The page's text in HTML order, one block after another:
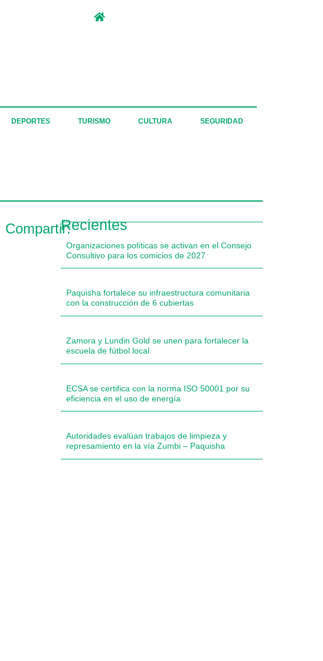
DEPORTES TURISMO CULTURA SEGURIDAD
Compartir:Recientes
Organizaciones políticas se activan en el Consejo
Consultivo para los comicios de 2027
Paquisha fortalece su infraestructura comunitaria
con la construcción de 6 cubiertas
Zamora y Lundin Gold se unen para fortalecer la
escuela de fútbol local
ECSA se certifica con la norma ISO 50001 por su
eficiencia en el uso de energía
Autoridades evalúan trabajos de limpieza y
represamiento en la vía Zumbi – Paquisha